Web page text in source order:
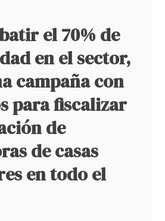
el 70% de
en el sector,
campaña con
para fiscalizar
de
de casas
en todo el